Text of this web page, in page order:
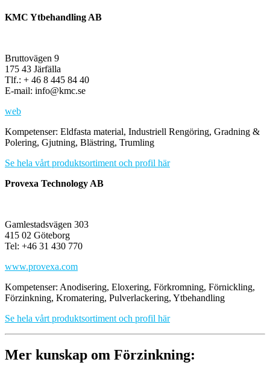
KMC Ytbehandling AB
Bruttovägen 9
175 43 Järfälla
Tlf.: + 46 8 445 84 40
E-mail: info@kmc.se
web
Kompetenser: Eldfasta material, Industriell Rengöring, Gradning &
Polering, Gjutning, Blästring, Trumling
Se hela vårt produktsortiment och profil här
Provexa Technology AB
Gamlestadsvägen 303
415 02 Göteborg
Tel: +46 31 430 770
www.provexa.com
Kompetenser: Anodisering, Eloxering, Förkromning, Förnickling,
Förzinkning, Kromatering, Pulverlackering, Ytbehandling
Se hela vårt produktsortiment och profil här
Mer kunskap om Förzinkning: